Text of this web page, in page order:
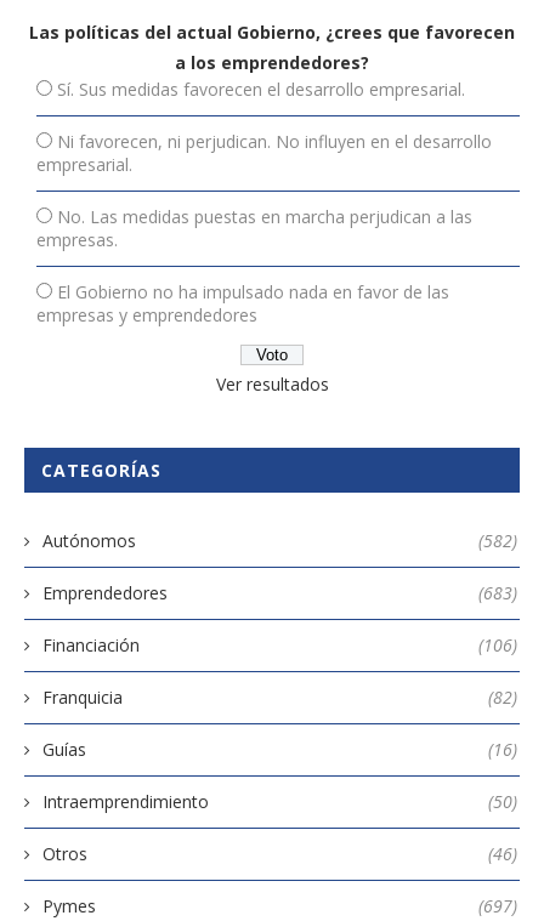
Las políticas del actual Gobierno, ¿crees que favorecen
a los emprendedores?
Sí. Sus medidas favorecen el desarrollo empresarial.
Ni favorecen, ni perjudican. No influyen en el desarrollo
empresarial.
No. Las medidas puestas en marcha perjudican a las
empresas.
El Gobierno no ha impulsado nada en favor de las
empresas y emprendedores
Ver resultados
CATEGORÍAS
Autónomos (582)
Emprendedores (683)
Financiación (106)
Franquicia (82)
Guías (16)
Intraemprendimiento (50)
Otros (46)
Pymes (697)